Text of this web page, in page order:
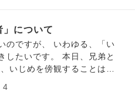
ーです。公安嫌がらせ顔見知
先生や福祉関係や地域顔見せ
く立場よわいのに不利です。
嫌がらせを犯罪者でもないの
やくいん不正登録されても見
心身共にボロボロで投薬した
いじめられて苦しんでるのは
たいのですが、一方で、いじ
せる、人事指導をするのは少
のですが、どうするのが正し
ところ、「なあ、僕さ…君が
ながら言われたかと思った
を触ろうとされました。私は
げ出しました。そしてその出
じクラスになりましたが、振
」について
のですが、 いわゆる、「い
したいです。 本日、兄弟と
いじめを傍観することは良
し、いじめを傍観せずに対処
次のターゲットを自分に変更
4